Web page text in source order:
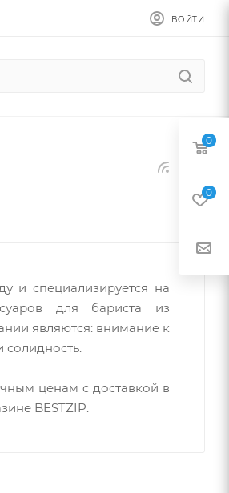
ВОЙТИ
и специализируется на
для бариста из
являются: внимание к
солидность.
ценам c доставкой в
BESTZIP.
0
0